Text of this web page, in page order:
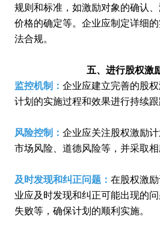
规则和标准，如激励对象的确认
价格的确定等。企业应制定详细
法合规。
五、进行股权激
监控机制： 企业应建立完善的股
计划的实施过程和效果进行持续跟
风险控制： 企业应关注股权激励
市场风险、道德风险等，并采取相
及时发现和纠正问题： 在股权激
业应及时发现和纠正可能出现的
失败等，确保计划的顺利实施。